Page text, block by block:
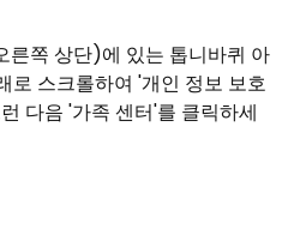
른쪽 상단)에 있는 톱니바퀴 아
로 스크롤하여 '개인 정보 보호
다음 '가족 센터'를 클릭하세